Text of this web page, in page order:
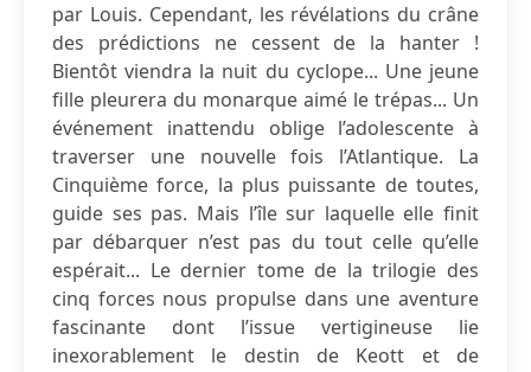
par Louis. Cependant, les révélations du crâne
des prédictions ne cessent de la hanter !
Bientôt viendra la nuit du cyclope... Une jeune
fille pleurera du monarque aimé le trépas... Un
événement inattendu oblige l’adolescente à
traverser une nouvelle fois l’Atlantique. La
Cinquième force, la plus puissante de toutes,
guide ses pas. Mais l’île sur laquelle elle finit
par débarquer n’est pas du tout celle qu’elle
espérait... Le dernier tome de la trilogie des
cinq forces nous propulse dans une aventure
fascinante dont l’issue vertigineuse lie
inexorablement le destin de Keott et de